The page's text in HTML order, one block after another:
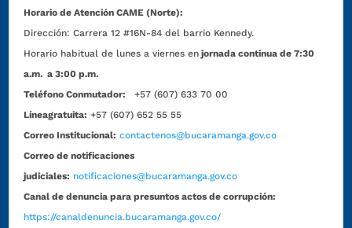
Horario de Atención CAME (Norte):
Dirección:Carrera 12 #16N-84 del barrio Kennedy.
Horario habitual de lunes a viernes en jornada continua de 7:30
a.m. a 3:00 p.m.
Teléfono Conmutador:
+57 (607) 633 70 00
Líneagratuita: +57 (607) 652 55 55
Correo Institucional: contactenos@bucaramanga.gov.co
Correo de notificaciones
judiciales: notificaciones@bucaramanga.gov.co
Canal de denuncia para presuntos actos de corrupción:
https://canaldenuncia.bucaramanga.gov.co/